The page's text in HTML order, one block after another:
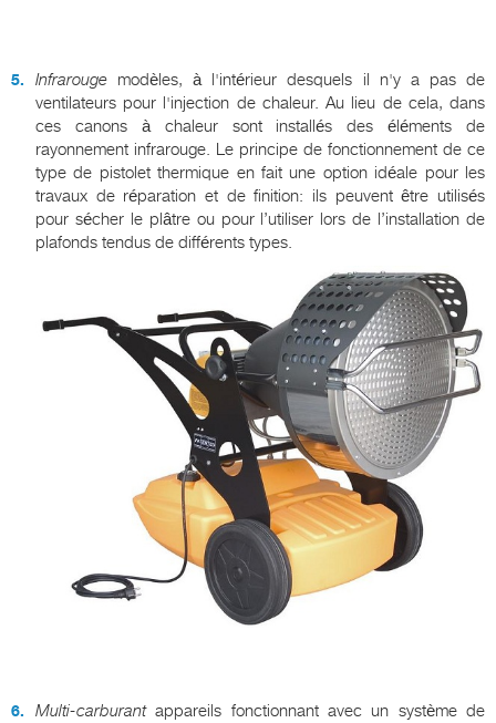
Infrarouge modèles, à l'intérieur desquels il n'y a pas de
ventilateurs pour l'injection de chaleur. Au lieu de cela, dans
ces canons à chaleur sont installés des éléments de
rayonnement infrarouge. Le principe de fonctionnement de ce
type de pistolet thermique en fait une option idéale pour les
travaux de réparation et de finition: ils peuvent être utilisés
pour sécher le plâtre ou pour l’utiliser lors de l’installation de
plafonds tendus de différents types.
Multi-carburantappareils fonctionnant avec un système de